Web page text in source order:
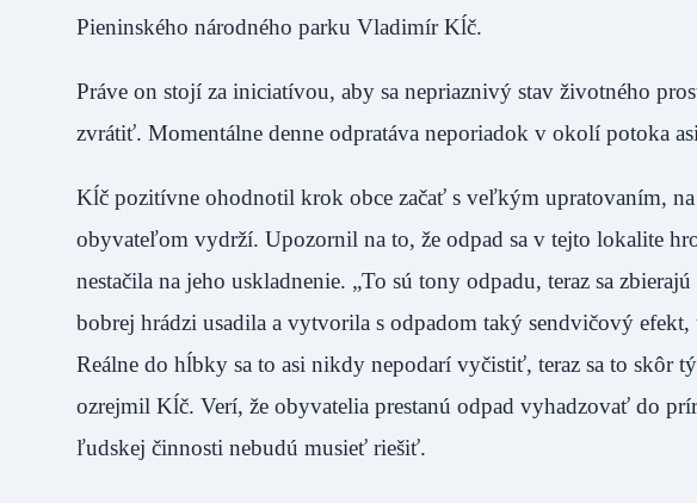
Pieninského národného parku Vladimír Kĺč.
Práve on stojí za iniciatívou, aby sa nepriaznivý stav životného
zvrátiť. Momentálne denne odpratáva neporiadok v okolí
Kĺč pozitívne ohodnotil krok obce začať s veľkým upratovaním,
obyvateľom vydrží. Upozornil na to, že odpad sa v tejto lokalite
nestačila na jeho uskladnenie. „To sú tony odpadu, teraz sa
bobrej hrádzi usadila a vytvorila s odpadom taký sendvičový
Reálne do hĺbky sa to asi nikdy nepodarí vyčistiť, teraz sa to skôr
ozrejmil Kĺč. Verí, že obyvatelia prestanú odpad vyhadzovať do
ľudskej činnosti nebudú musieť riešiť.